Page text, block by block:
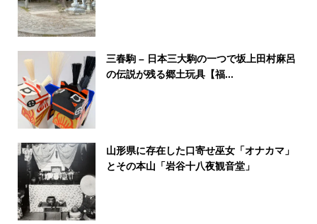
三春駒 – 日本三大駒の一つで坂上田村麻呂
の伝説が残る郷土玩具【福...
山形県に存在した口寄せ巫女「オナカマ」
とその本山「岩谷十八夜観音堂」